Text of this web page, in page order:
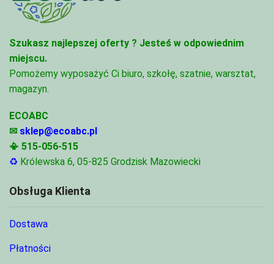
Szukasz najlepszej oferty ? Jesteś w odpowiednim
miejscu.
Pomożemy wyposażyć Ci biuro, szkołę, szatnie, warsztat,
magazyn.
ECOABC
✉ sklep@ecoabc.pl
📳 515-056-515
♻ Królewska 6, 05-825 Grodzisk Mazowiecki
Obsługa Klienta
Dostawa
Płatności